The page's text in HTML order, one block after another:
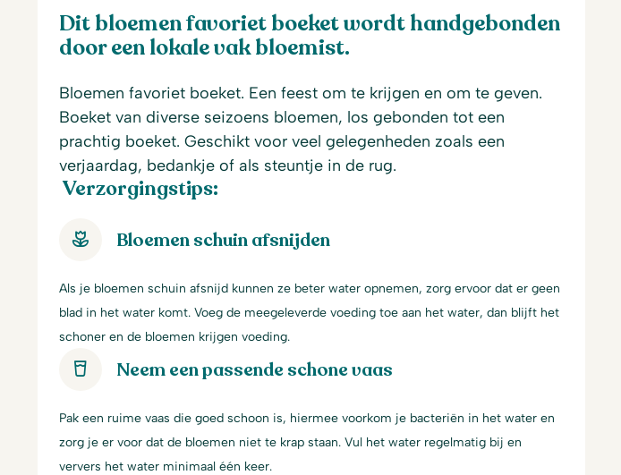
Dit bloemen favoriet boeket wordt handgebonden
door een lokale vak bloemist.
Bloemen favoriet boeket. Een feest om te krijgen en om te geven.
Boeket van diverse seizoens bloemen, los gebonden tot een
prachtig boeket. Geschikt voor veel gelegenheden zoals een
verjaardag, bedankje of als steuntje in de rug.
Verzorgingstips:
Bloemen schuin afsnijden
Als je bloemen schuin afsnijd kunnen ze beter water opnemen, zorg ervoor dat er geen
blad in het water komt. Voeg de meegeleverde voeding toe aan het water, dan blijft het
schoner en de bloemen krijgen voeding.
Neem een passende schone vaas
Pak een ruime vaas die goed schoon is, hiermee voorkom je bacteriën in het water en
zorg je er voor dat de bloemen niet te krap staan. Vul het water regelmatig bij en
ververs het water minimaal één keer.